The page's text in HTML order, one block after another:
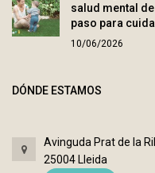
salud mental
paso para
10/06/2026
DÓNDE ESTAMOS
Avinguda Prat de la
25004 Lleida